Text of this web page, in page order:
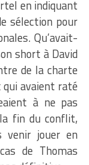
en indiquant
sélection pour
Qu’avait-
short à David
de la charte
qui avaient raté
à ne pas
fin du conflit,
venir jouer en
de Thomas